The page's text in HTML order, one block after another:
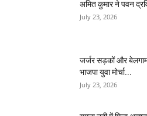
अमित कुमार ने पवन
July 23, 2026
जर्जर सड़कों और
भाजपा युवा मोर्चा...
July 23, 2026